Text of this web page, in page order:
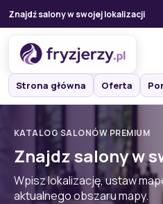
Znajdź salony w swojej lokalizacji
Strona główna Oferta
KATALOG SALONÓW PREMIUM
Znajdz salony w
Wpisz lokalizację, ustaw
aktualnego obszaru mapy.